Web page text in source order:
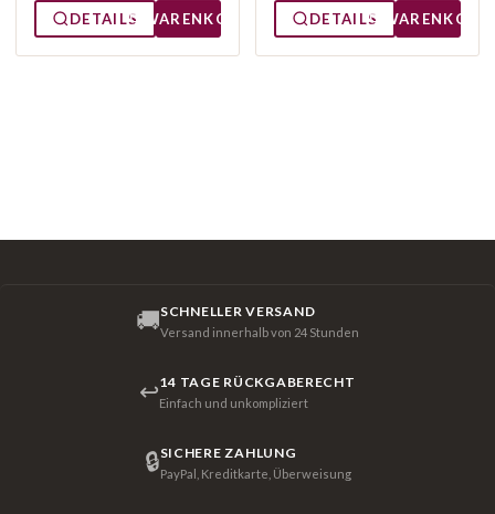
DETAILS WARENKORB
DETAILS
WARENKORB
🚚SCHNELLER VERSAND
Versand innerhalb von 24 Stunden
↩14 TAGE RÜCKGABERECHT
Einfach und unkompliziert
🔒SICHERE ZAHLUNG
PayPal, Kreditkarte, Überweisung